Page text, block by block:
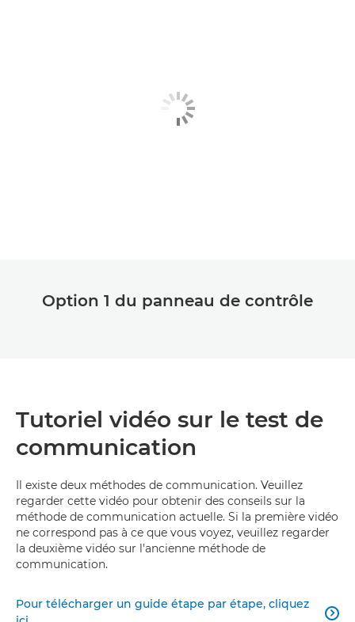
Option 1 du panneau de contrôle
Tutoriel vidéo sur le test de
communication
Il existe deux méthodes de communication. Veuillez
regarder cette vidéo pour obtenir des conseils sur la
méthode de communication actuelle. Si la première vidéo
ne correspond pas à ce que vous voyez, veuillez regarder
la deuxième vidéo sur l'ancienne méthode de
communication.
Pour télécharger un guide étape par étape, cliquez
